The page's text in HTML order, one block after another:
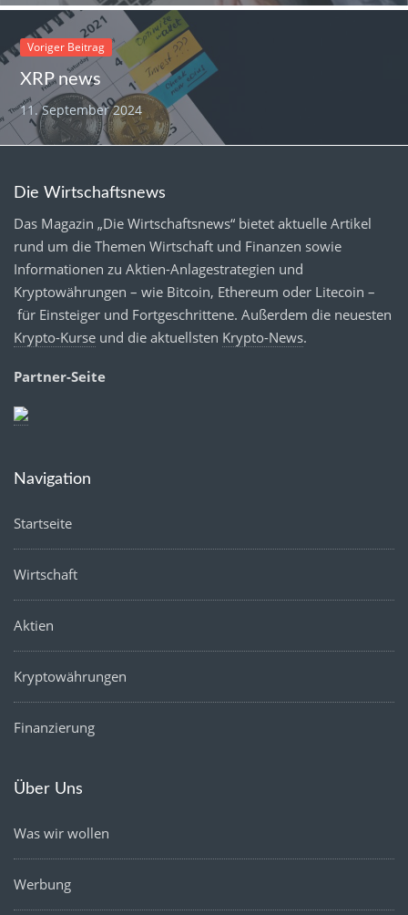
Voriger Beitrag
XRP news
11. September 2024
Die Wirtschaftsnews
Das Magazin „Die Wirtschaftsnews“ bietet aktuelle Artikel
rund um die Themen Wirtschaft und Finanzen sowie
Informationen zu Aktien-Anlagestrategien und
Kryptowährungen – wie Bitcoin, Ethereum oder Litecoin –
für Einsteiger und Fortgeschrittene. Außerdem die neuesten
Krypto-Kurse und die aktuellsten Krypto-News.
Partner-Seite
Navigation
Startseite
Wirtschaft
Aktien
Kryptowährungen
Finanzierung
Über Uns
Was wir wollen
Werbung